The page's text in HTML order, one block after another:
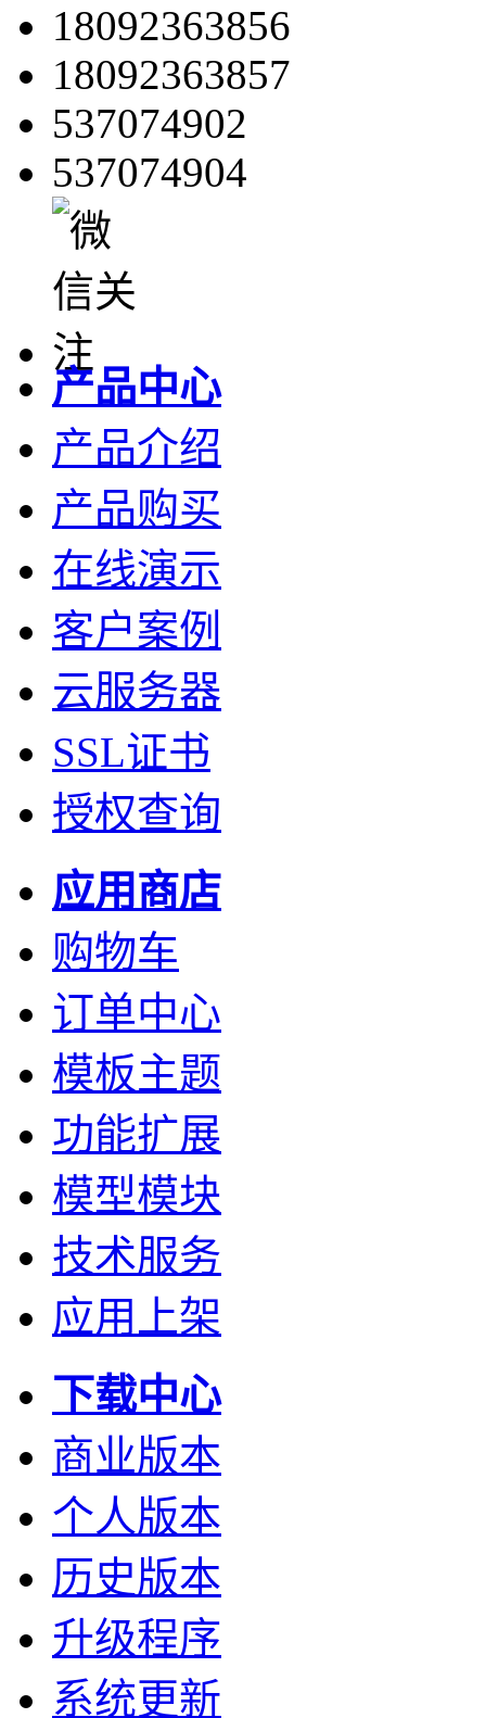
18092363856
18092363857
537074902
537074904
产品中心
产品介绍
产品购买
在线演示
客户案例
云服务器
SSL证书
授权查询
应用商店
购物车
订单中心
模板主题
功能扩展
模型模块
技术服务
应用上架
下载中心
商业版本
个人版本
历史版本
升级程序
系统更新